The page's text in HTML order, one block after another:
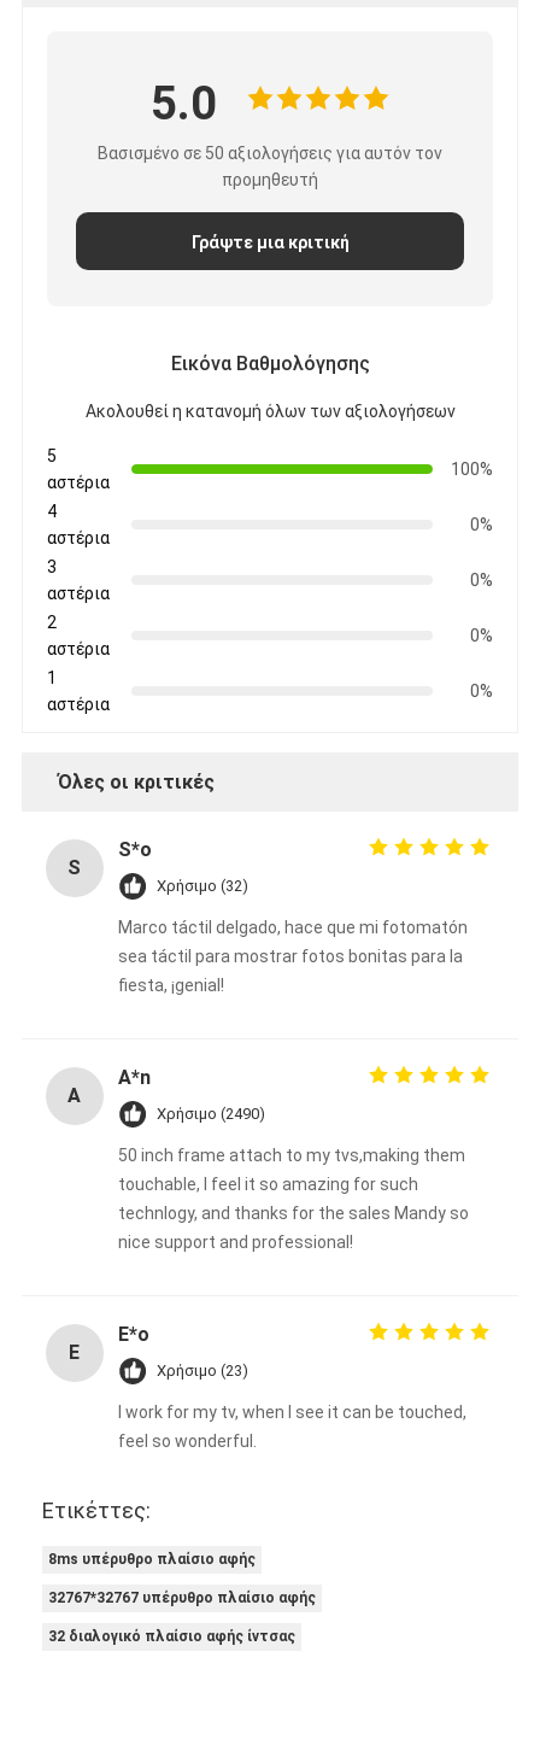
στο διαλογικό whiteboard
υπέρυθρο διαλογικό whiteboard
Διαλογική επίπεδη οθόνη
Διαλογικό Whiteboard οδηγήσεων
Διαλογική οθόνη αφής Whiteboard
όλοι σε ένα διαλογικό whiteboard
Ευφυής πίνακας
Υπέρυθρο πλαίσιο αφής
Διαλογική στάση Whiteboard
προβολέας
Περίπτερο οθόνης αφής
Ψηφιακή διαφημιστική οθόνη
φορητή έξυπνη οθόνη
5.0
Βασισμένο σε 50 αξιολογήσεις για αυτόν τον
προμηθευτή
Γράψτε μια κριτική
Εικόνα Βαθμολόγησης
Ακολουθεί η κατανομή όλων των αξιολογήσεων
5
αστέρια
100%
4
αστέρια
0%
3
αστέρια
0%
2
αστέρια
0%
1
αστέρια
0%
Όλες οι κριτικές
S
S*o
Χρήσιμο (32)
Marco táctil delgado, hace que mi fotomatón
sea táctil para mostrar fotos bonitas para la
fiesta, ¡genial!
A
A*n
Χρήσιμο (2490)
50 inch frame attach to my tvs,making them
touchable, I feel it so amazing for such
technlogy, and thanks for the sales Mandy so
nice support and professional!
E
E*o
Χρήσιμο (23)
I work for my tv, when I see it can be touched,
feel so wonderful.
Ετικέττες:
8ms υπέρυθρο πλαίσιο αφής
32767*32767 υπέρυθρο πλαίσιο αφής
32 διαλογικό πλαίσιο αφής ίντσας